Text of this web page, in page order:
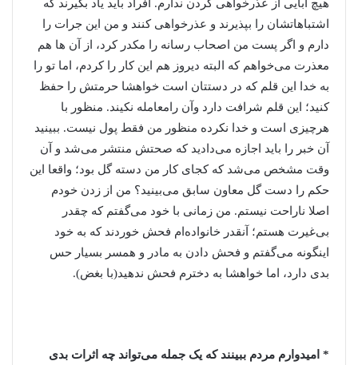
هیچ ابایی از عذرخواهی کردن ندارم. افراد باید یاد بگیرند که
اشتباهاتشان را بپذیرند و عذرخواهی کنند و من این جرات را
دارم و اگر پست من اصحاب رسانه را مکدر کرد، از آن ها هم
معذرت می‌خواهم که البته دیروز هم این کار را کردم، اما تو را
به خدا این قلم که در دستتان است خواهشا حرمتش را حفظ
کنید؛ این قلم شرافت دارد وآن رامعامله نکیند. منظور با
هرچیزی است و خدا نکرده منظور من فقط پول نیست. ببینید
آن خبر را باید اجازه می‌دادید که صحتش منتشر می‌شد و آن
وقت مشخص می‌شد که کجای کار من دسته گل بود؛ واقعا این
حکم را دست گل معاون سابق می‌بینید؟ من از زدن خودم
اصلا ناراحت نیستم. من زمانی با خود می‌گفتم که چقدر
بی‌غیرت هستم؛ آنقدر خانواده‌ام فحش خوردند که به خود
اینگونه می‌گفتم و فحش دادن به مادر و همسر بسیار حس
بدی دارد، اما خواهشا به دخترم فحش ندهید(با بغض).
* امیدوارم مردم ببینند که یک جمله می‌تواند چه اثرات بدی